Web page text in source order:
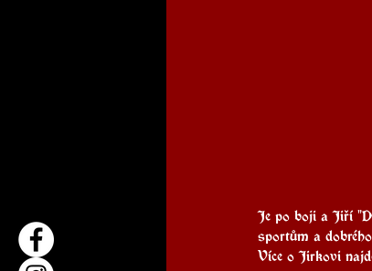
Je po boji a Jiří
sportům a
Více o Jirkovi